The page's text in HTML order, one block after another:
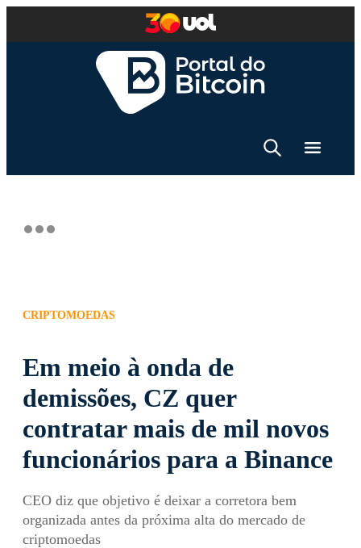
CRIPTOMOEDAS
Em meio à onda de
demissões, CZ quer
contratar mais de mil novos
funcionários para a Binance
CEO diz que objetivo é deixar a corretora bem
organizada antes da próxima alta do mercado de
criptomoedas